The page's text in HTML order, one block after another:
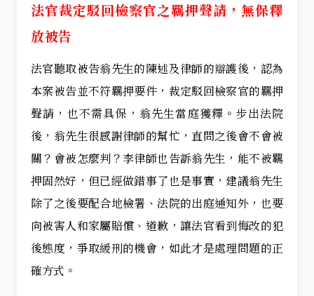
法官裁定駁回檢察官之羈押聲請，無保釋
放被告
法官聽取被告翁先生的陳述及律師的辯護後，認為
本案被告並不符羈押要件，裁定駁回檢察官的羈押
聲請，也不需具保，翁先生當庭獲釋。步出法院
後，翁先生很感謝律師的幫忙，直問之後會不會被
關？會被怎麼判？李律師也告訴翁先生，能不被羈
押固然好，但已經做錯事了也是事實，建議翁先生
除了之後要配合地檢署、法院的出庭通知外，也要
向被害人和家屬賠償、道歉，讓法官看到悔改的犯
後態度，爭取緩刑的機會，如此才是處理問題的正
確方式。